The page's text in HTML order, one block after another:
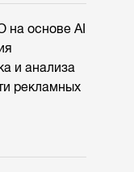
на основе AI
и анализа
рекламных